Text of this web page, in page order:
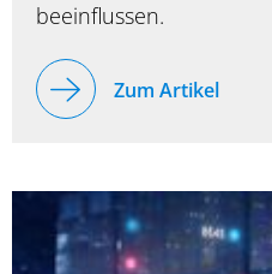
beeinflussen.
Zum Artikel